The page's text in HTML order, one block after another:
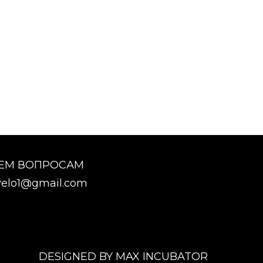
ВОПРОСАМ
DESIGNED BY MAX INCUBATOR